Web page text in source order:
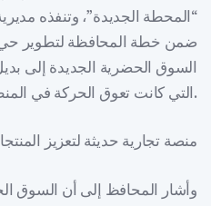
“المحطة الجديدة”، وتنفذه
ضمن خطة المحافظة لتطوير حي
السوق الحضرية الجديدة إلى
التي كانت تعوق الحركة في المنطقة لسنوات طويلة.
منصة تجارية حديثة لتعزيز
وأشار المحافظ إلى أن السوق